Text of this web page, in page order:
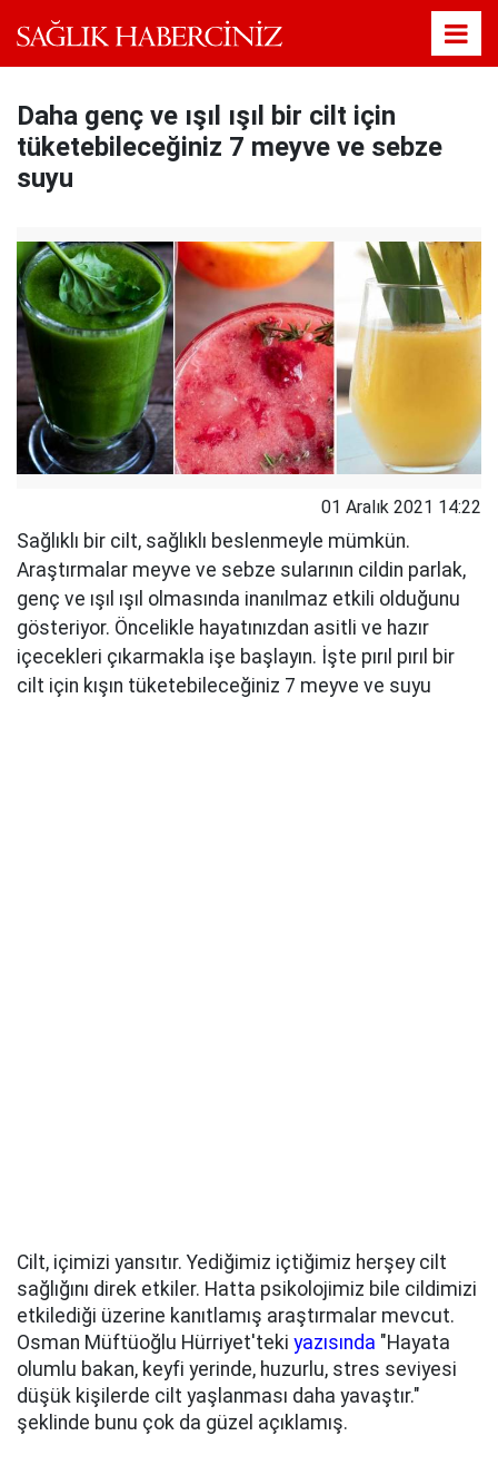
Daha genç ve ışıl ışıl bir cilt için
tüketebileceğiniz 7 meyve ve sebze
suyu
01 Aralık 2021 14:22
Sağlıklı bir cilt, sağlıklı beslenmeyle mümkün.
Araştırmalar meyve ve sebze sularının cildin parlak,
genç ve ışıl ışıl olmasında inanılmaz etkili olduğunu
gösteriyor. Öncelikle hayatınızdan asitli ve hazır
içecekleri çıkarmakla işe başlayın. İşte pırıl pırıl bir
cilt için kışın tüketebileceğiniz 7 meyve ve suyu
Cilt, içimizi yansıtır. Yediğimiz içtiğimiz herşey cilt
sağlığını direk etkiler. Hatta psikolojimiz bile cildimizi
etkilediği üzerine kanıtlamış araştırmalar mevcut.
Osman Müftüoğlu Hürriyet'teki yazısında "Hayata
olumlu bakan, keyfi yerinde, huzurlu, stres seviyesi
düşük kişilerde cilt yaşlanması daha yavaştır."
şeklinde bunu çok da güzel açıklamış.